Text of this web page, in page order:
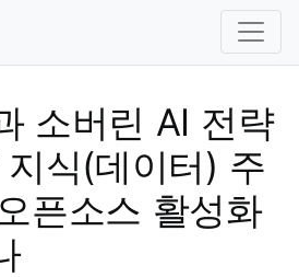
소버린 AI 전략
지식(데이터) 주
픈소스 활성화